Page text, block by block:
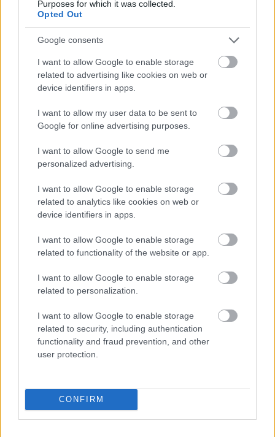
Purposes for which it was collected.
Opted Out
Google consents
I want to allow Google to enable storage
related to advertising like cookies on web or
device identifiers in apps.
I want to allow my user data to be sent to
Google for online advertising purposes.
I want to allow Google to send me
personalized advertising.
I want to allow Google to enable storage
related to analytics like cookies on web or
device identifiers in apps.
I want to allow Google to enable storage
related to functionality of the website or app.
I want to allow Google to enable storage
related to personalization.
I want to allow Google to enable storage
related to security, including authentication
functionality and fraud prevention, and other
user protection.
CONFIRM
GÖRÖGDINNYÉS LIMONÁDÉ
(Lemonade with watermelon)
drkuktart•2015. augusztus 05.
Görögdinnyéből sosem elég, pláne, hogy
hozzávetőleg csupán három hónapig élvezhetjük
igazán ezt a csodás gyümölcsöt. Minden verziója ...